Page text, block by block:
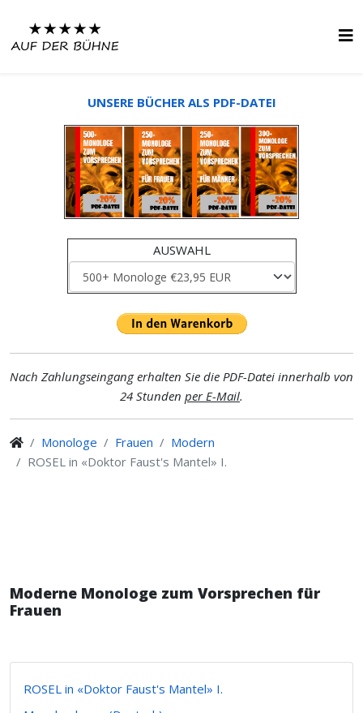
UNSERE BÜCHER ALS PDF-DATEI
AUSWAHL
Nach Zahlungseingang erhalten Sie die PDF-Datei innerhalb von
24 Stunden per E-Mail.
Monologe Frauen
Modern
ROSEL in «Doktor Faust's Mantel» I.
Moderne Monologe zum Vorsprechen für
Frauen
ROSEL in «Doktor Faust's Mantel» I.